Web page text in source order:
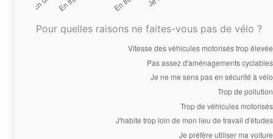
Pour quelles raisons ne faites-vous pas de vélo ?